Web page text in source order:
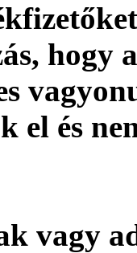
el és
vagy